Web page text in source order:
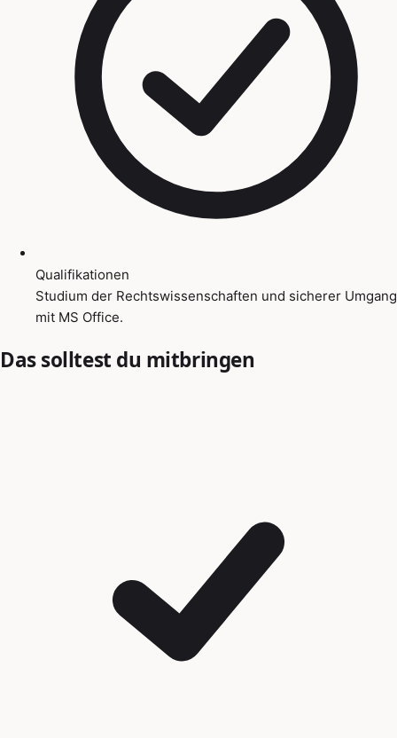
Qualifikationen
Studium der Rechtswissenschaften und sicherer Umgang
mit MS Office.
Das solltest du mitbringen